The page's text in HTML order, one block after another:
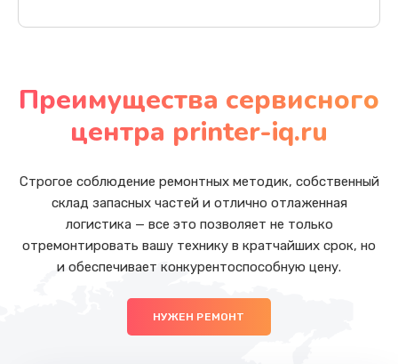
Преимущества сервисного
центра printer-iq.ru
Строгое соблюдение ремонтных методик, собственный
склад запасных частей и отлично отлаженная
логистика — все это позволяет не только
отремонтировать вашу технику в кратчайших срок, но
и обеспечивает конкурентоспособную цену.
НУЖЕН РЕМОНТ